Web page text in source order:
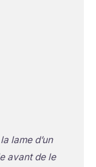
lame d’un
avant de le